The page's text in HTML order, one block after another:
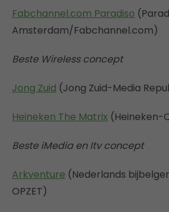
Fabchannel.com Paradiso
Amsterdam/Fabchannel.com)
Beste Wireless concept
Jong Zuid (Jong Zuid-Media
Heineken The Matrix (Heineken-
Beste iMedia en Itv concept
Arkventure (Nederlands
OPZET)